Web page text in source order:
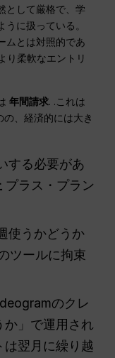
として厳格で、学
に扱っている。
ムとは対照的であ
より柔軟なエントリ
年間請求. .これは
、経済的には大き
する必要があ
プラス・プラン
使うかどうか
ツールに拘束
のクレ
か」で運用され
は翌月に繰り越